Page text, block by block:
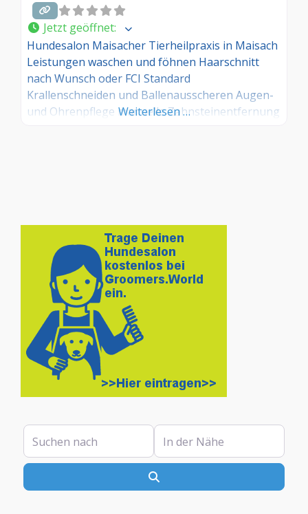
Jetzt geöffnet:
Hundesalon Maisacher Tierheilpraxis in Maisach
Leistungen waschen und föhnen Haarschnitt
nach Wunsch oder FCI Standard
Krallenschneiden und Ballenausscheren Augen-
und Ohrenpflege manuelle Zahnsteinentfernung
Weiterlesen …
Suchen nach In der Nähe